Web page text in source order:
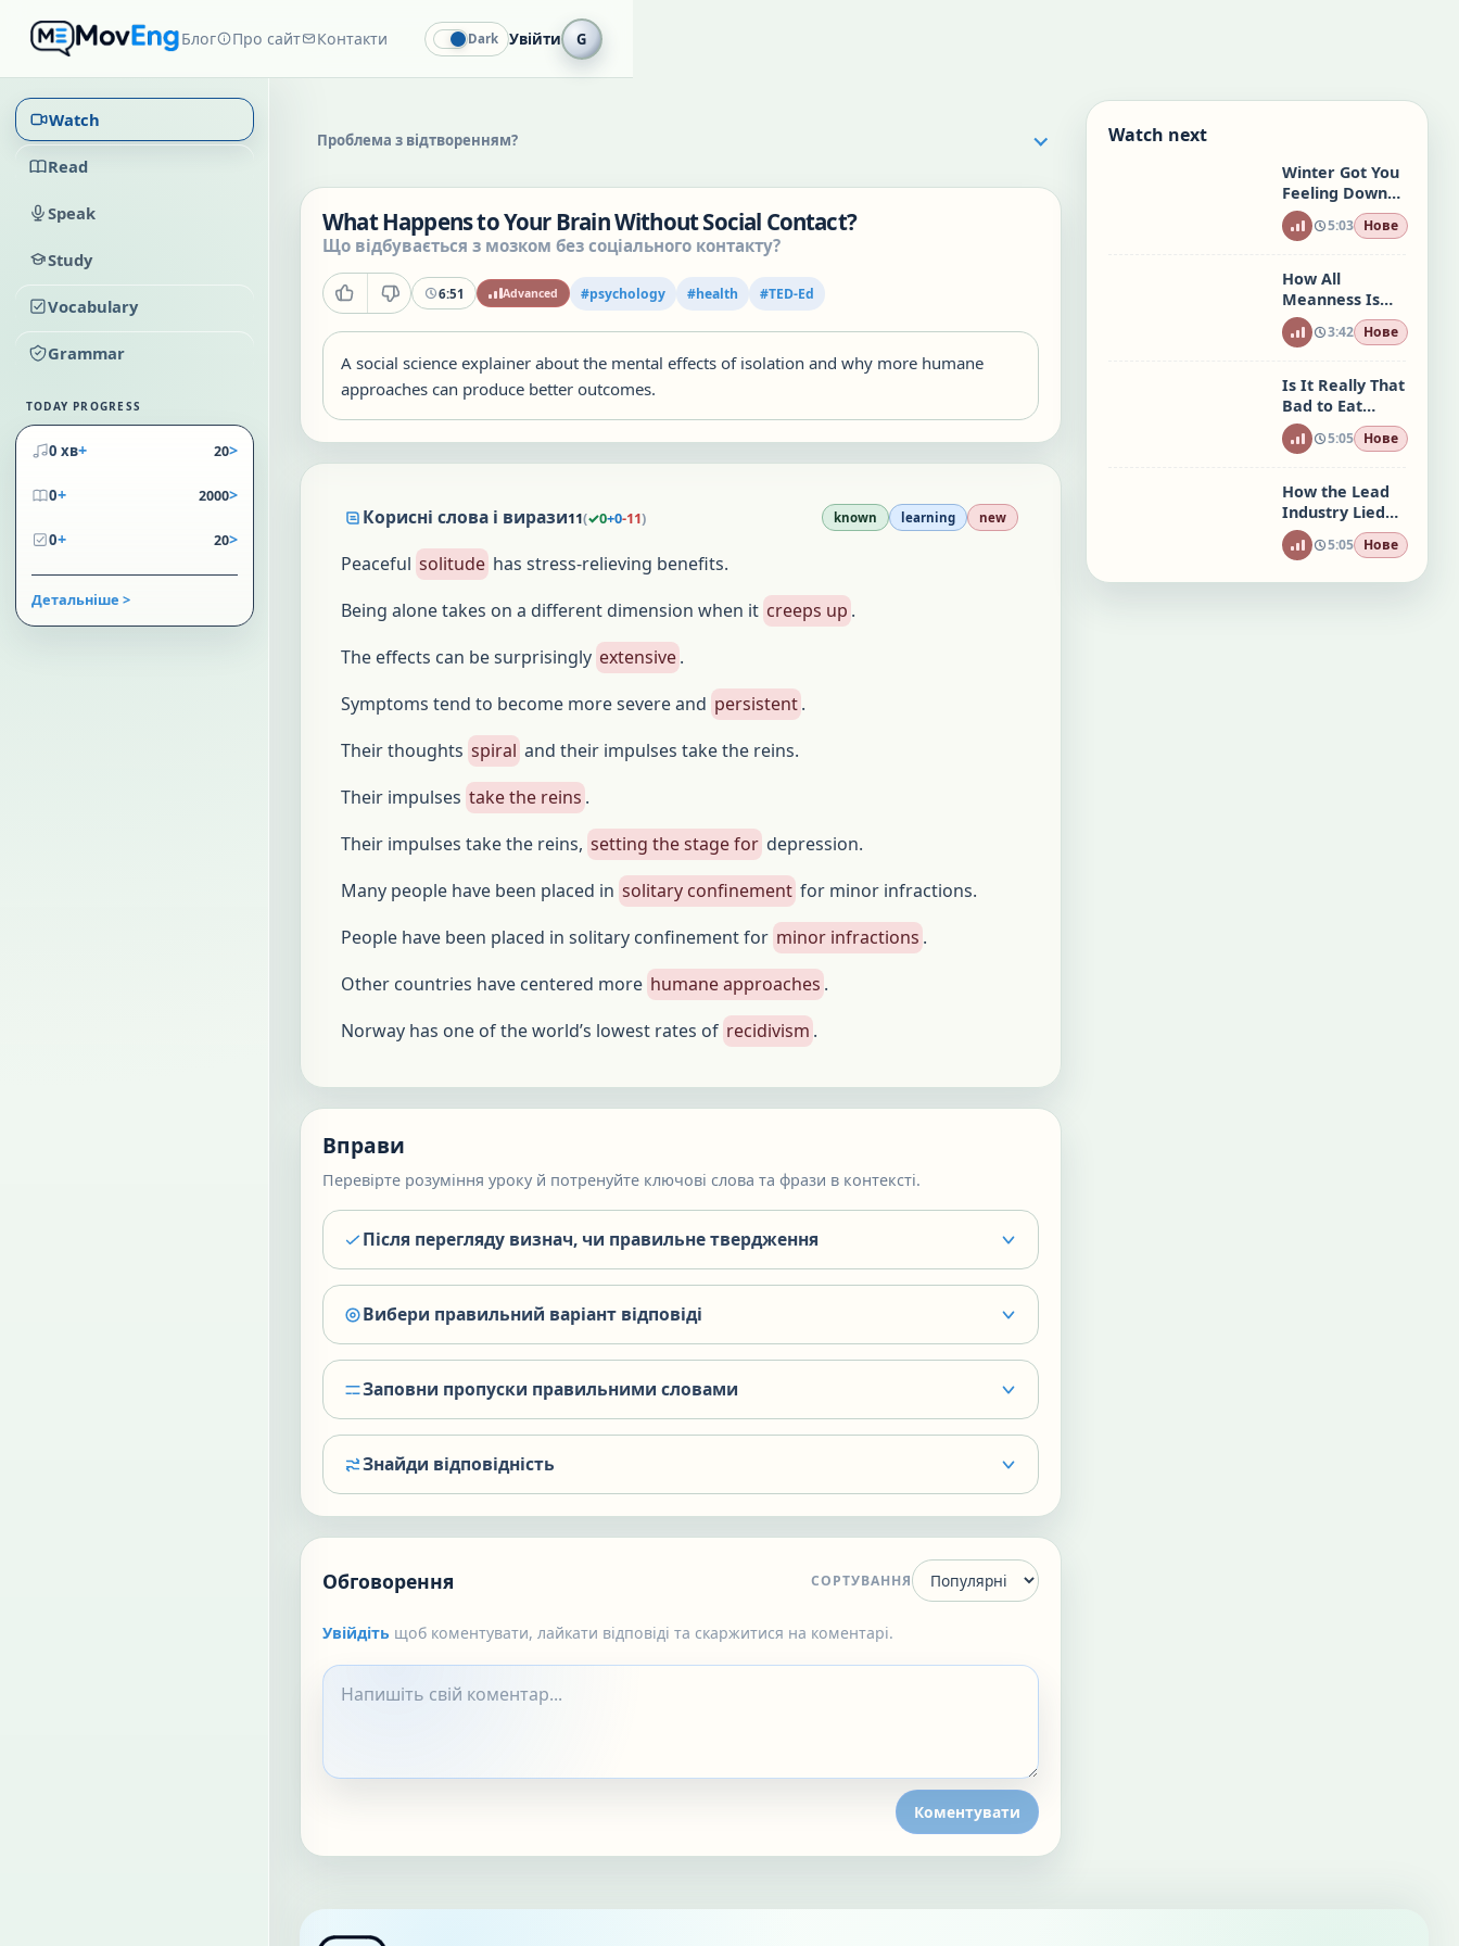
Блог Про сайт Контакти Dark Увійти G
Watch
Read
Speak
Study
Vocabulary
Grammar
TODAY PROGRESS
0 хв+ 20>
0+ 2000>
0+ 20>
Детальніше >
Проблема з відтворенням?
What Happens to Your Brain Without Social Contact?
Що відбувається з мозком без соціального контакту?
6:51 Advanced #psychology #health #TED-Ed
A social science explainer about the mental effects of isolation and why more humane
approaches can produce better outcomes.
Корисні слова і вирази11(✓0+0-11) known learning new
Peaceful solitude has stress-relieving benefits.
Being alone takes on a different dimension when it creeps up .
The effects can be surprisingly extensive.
Symptoms tend to become more severe and persistent.
Their thoughts spiral and their impulses take the reins.
Their impulses take the reins .
Their impulses take the reins, setting the stage for depression.
Many people have been placed in solitary confinement for minor infractions.
People have been placed in solitary confinement for minor infractions .
Other countries have centered more humane approaches .
Norway has one of the world’s lowest rates of recidivism .
Вправи
Перевірте розуміння уроку й потренуйте ключові слова та фрази в контексті.
Після перегляду визнач, чи правильне твердження
Вибери правильний варіант відповіді
Заповни пропуски правильними словами
Знайди відповідність
Обговорення СОРТУВАННЯ
Увійдіть щоб коментувати, лайкати відповіді та скаржитися на коментарі.
Коментувати
Watch next
Winter Got You
Feeling Down?
Watch This
5:03 Нове
How All
Meanness Is
Inherited
3:42 Нове
Is It Really That
Bad to Eat
Cookie Dough?
5:05 Нове
How the Lead
Industry Lied
to the Public
for Decades
5:05 Нове